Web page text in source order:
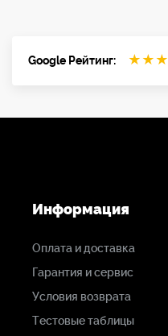
Google Рейтинг: ★ ★ ★
Информация
Оплата и доставка
Гарантия и сервис
Условия возврата
Тестовые таблицы